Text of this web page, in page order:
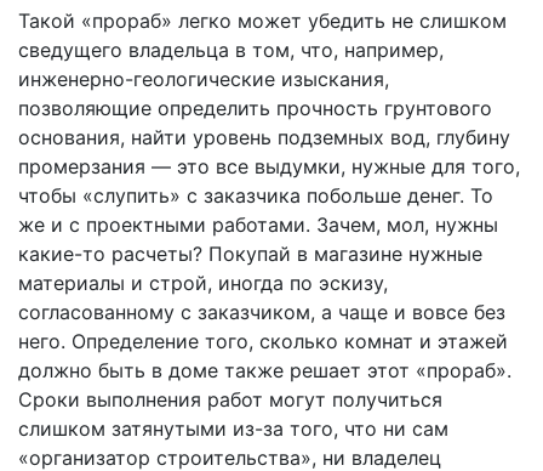
Такой «прораб» легко может убедить не слишком
сведущего владельца в том, что, например,
инженерно-геологические изыскания,
позволяющие определить прочность грунтового
основания, найти уровень подземных вод, глубину
промерзания — это все выдумки, нужные для того,
чтобы «слупить» с заказчика побольше денег. То
же и с проектными работами. Зачем, мол, нужны
какие-то расчеты? Покупай в магазине нужные
материалы и строй, иногда по эскизу,
согласованному с заказчиком, а чаще и вовсе без
него. Определение того, сколько комнат и этажей
должно быть в доме также решает этот «прораб».
Сроки выполнения работ могут получиться
слишком затянутыми из-за того, что ни сам
«организатор строительства», ни владелец